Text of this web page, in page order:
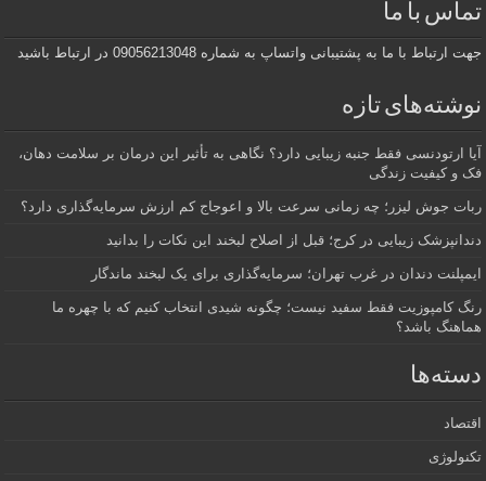
تماس با ما
جهت ارتباط با ما به پشتیبانی واتساپ به شماره 09056213048 در ارتباط باشید
نوشته‌های تازه
آیا ارتودنسی فقط جنبه زیبایی دارد؟ نگاهی به تأثیر این درمان بر سلامت دهان،
فک و کیفیت زندگی
ربات جوش لیزر؛ چه زمانی سرعت بالا و اعوجاج کم ارزش سرمایه‌گذاری دارد؟
دندانپزشک زیبایی در کرج؛ قبل از اصلاح لبخند این نکات را بدانید
ایمپلنت دندان در غرب تهران؛ سرمایه‌گذاری برای یک لبخند ماندگار
رنگ کامپوزیت فقط سفید نیست؛ چگونه شیدی انتخاب کنیم که با چهره ما
هماهنگ باشد؟
دسته‌ها
اقتصاد
تکنولوژی